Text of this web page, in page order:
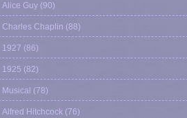
Alice Guy (90)
Charles Chaplin (88)
1927 (86)
1925 (82)
Musical (78)
Alfred Hitchcock (76)